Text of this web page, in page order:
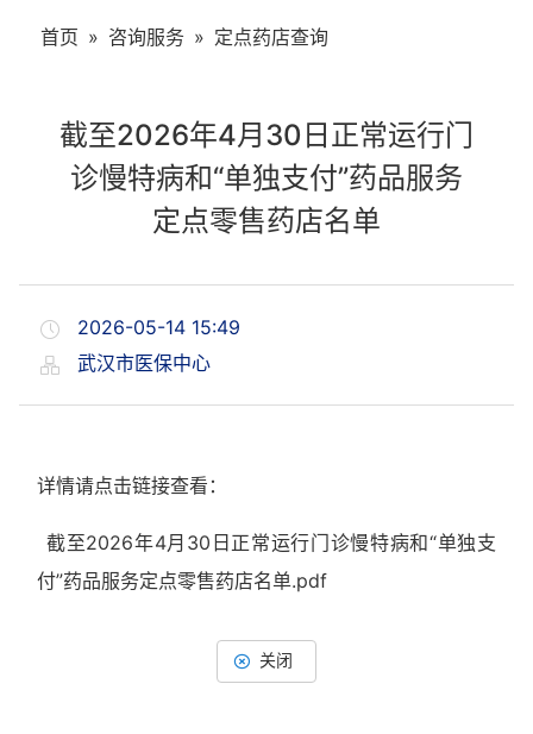
首页 » 咨询服务 » 定点药店查询
截至2026年4月30日正常运行门
诊慢特病和“单独支付”药品服务
定点零售药店名单
2026-05-14 15:49
武汉市医保中心
详情请点击链接查看：
截至2026年4月30日正常运行门诊慢特病和“单独支
付”药品服务定点零售药店名单.pdf
关闭